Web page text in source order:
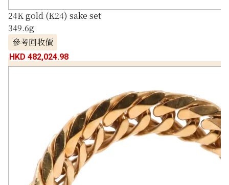
24K gold (K24) sake set
349.6g
參考回收價
HKD 482,024.98